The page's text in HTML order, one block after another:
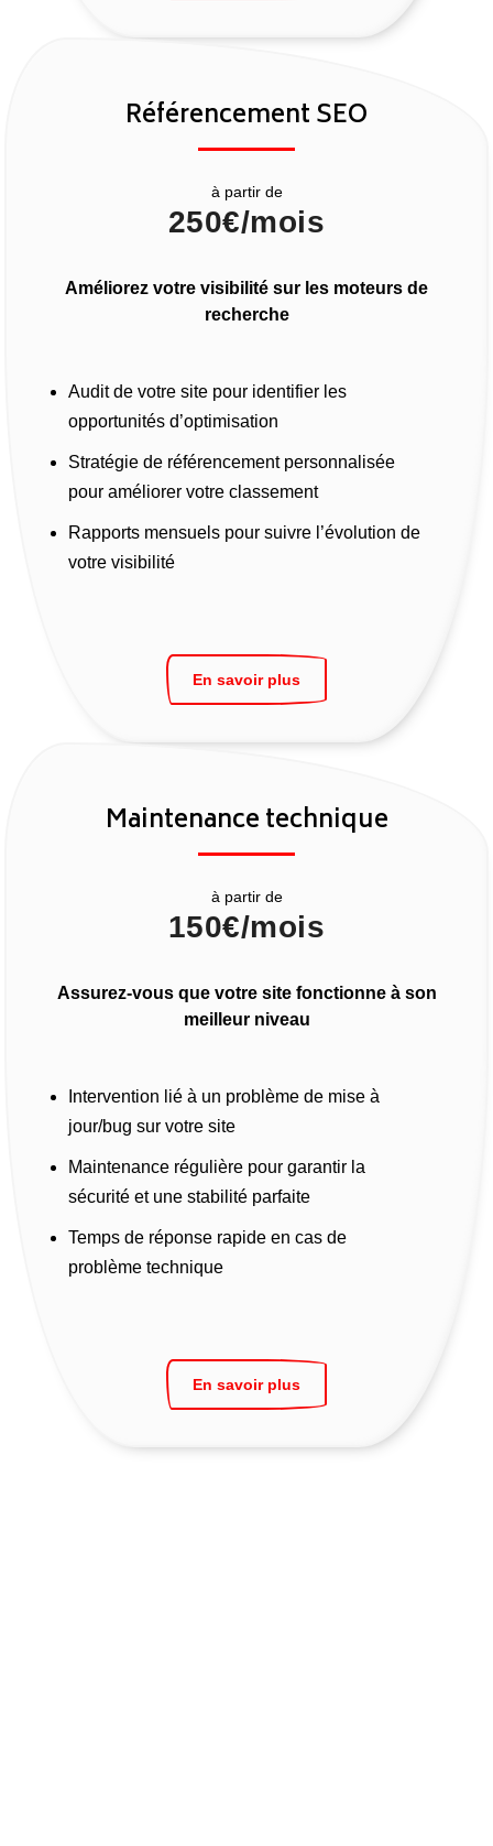
Référencement SEO
à partir de
250€/mois
Améliorez votre visibilité sur les moteurs de
recherche
Audit de votre site pour identifier les
opportunités d’optimisation
Stratégie de référencement personnalisée
pour améliorer votre classement
Rapports mensuels pour suivre l’évolution de
votre visibilité
En savoir plus
Maintenance technique
à partir de
150€/mois
Assurez-vous que votre site fonctionne à son
meilleur niveau
Intervention lié à un problème de mise à
jour/bug sur votre site
Maintenance régulière pour garantir la
sécurité et une stabilité parfaite
Temps de réponse rapide en cas de
problème technique
En savoir plus